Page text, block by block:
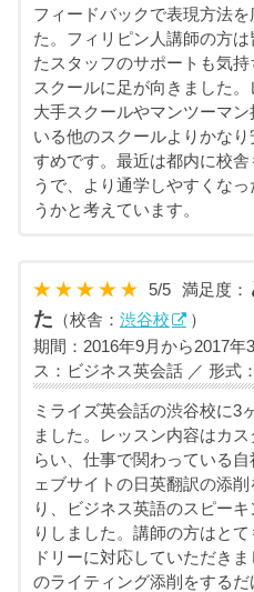
フィードバックで表現方法を
た。フィリピン人講師の方は
たスタッフのサポートも気持
スクールに足が向きました
大手スクールやマンツーマン
いる他のスクールよりかな
すめです。最近は都内に校舎
うで、より通学しやすくな
うかと考えています。
5/5 満足度：
た （校舎： 渋谷校
）
期間：2016年9月から2017年
ス：ビジネス英会話 ／ 形式
ミライズ英会話の渋谷校に3
ました。レッスン内容はカ
らい、仕事で関わっている
ェブサイトの日英翻訳の添
り、ビジネス英語のスピー
りしました。講師の方はと
ドリーに対応していただき
のライティング添削をする